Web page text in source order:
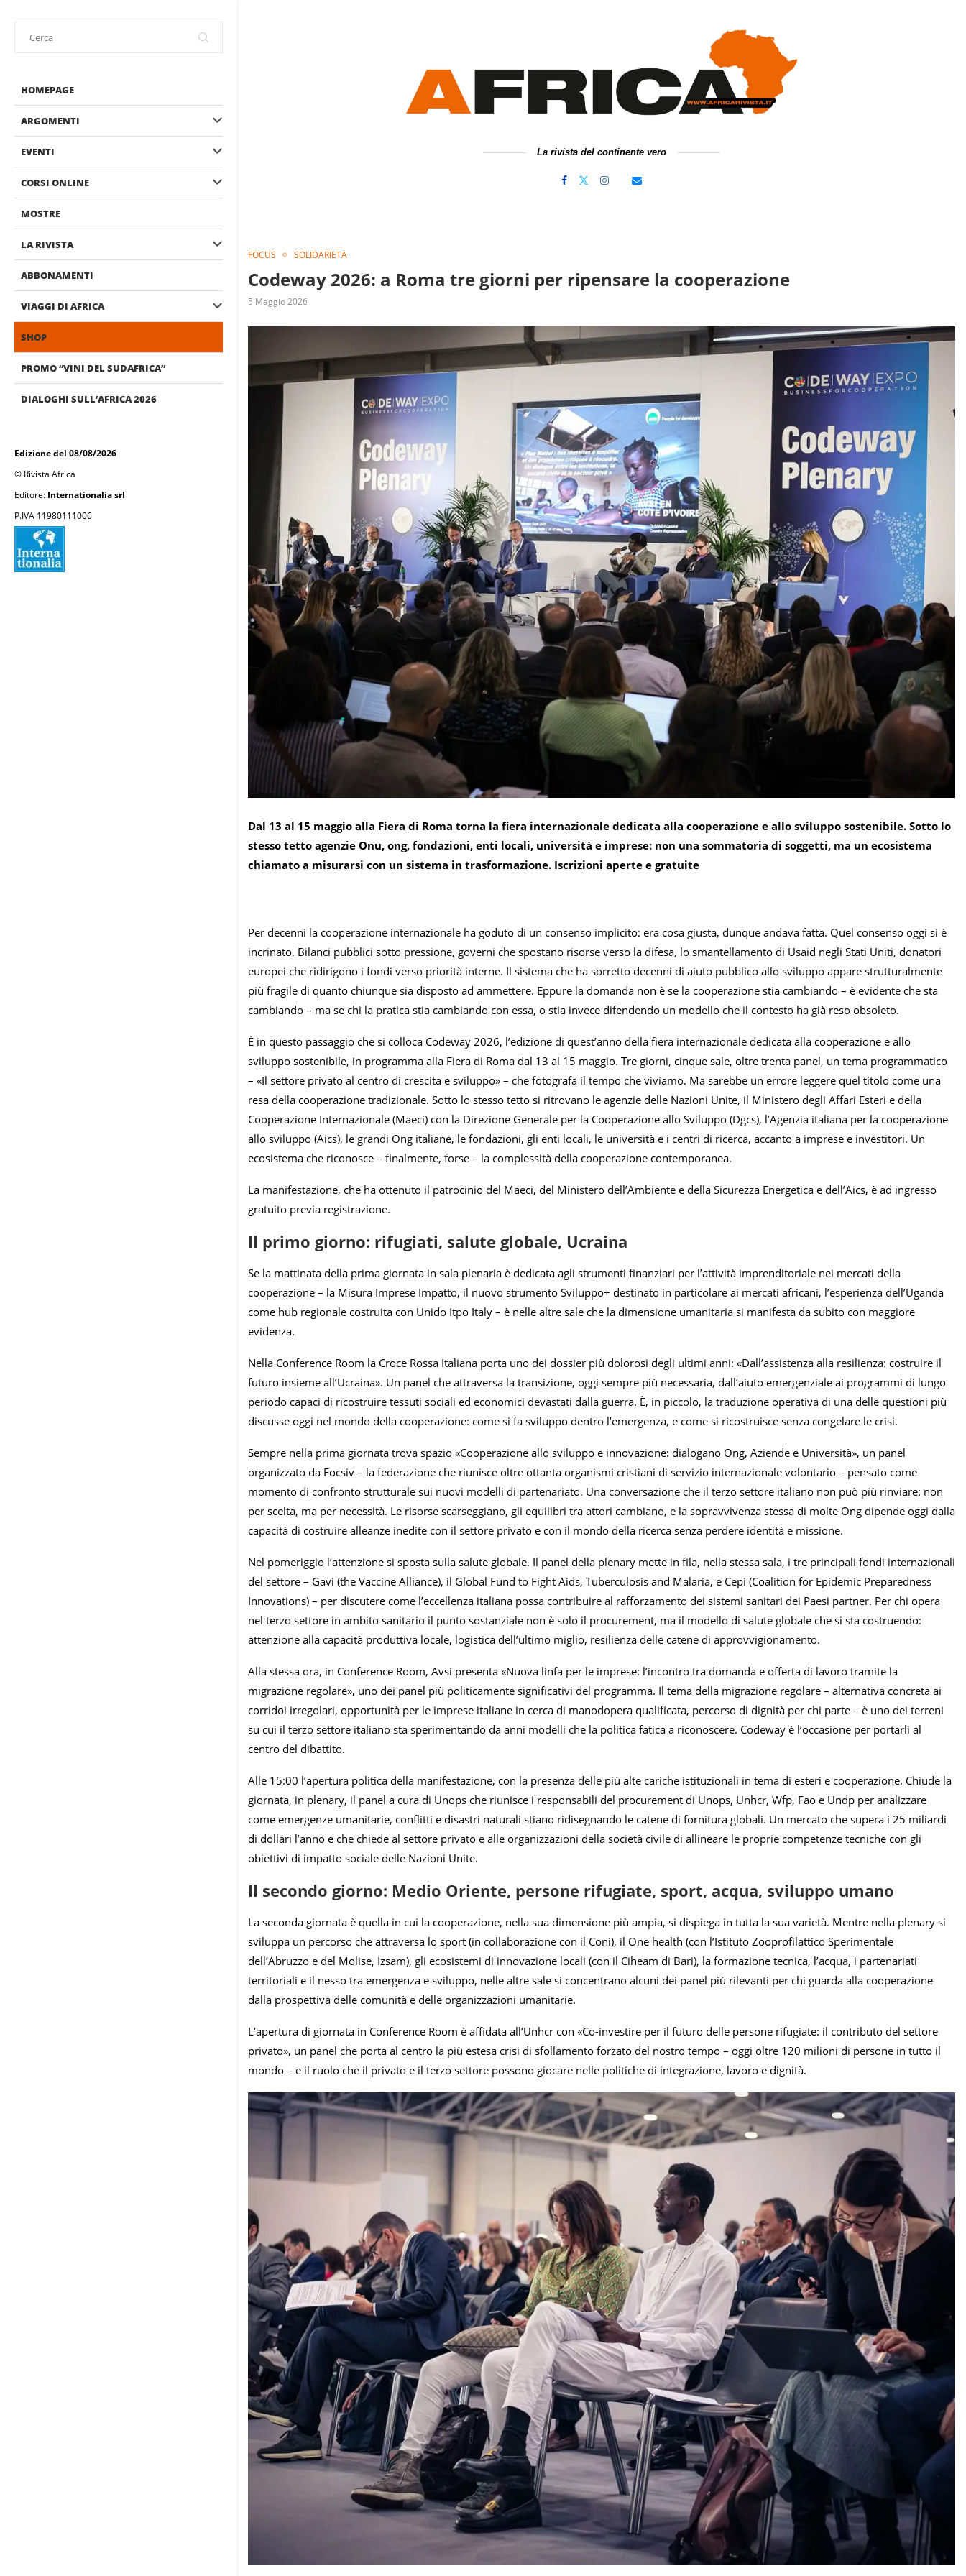
HOMEPAGE
ARGOMENTI
EVENTI
CORSI ONLINE
MOSTRE
LA RIVISTA
ABBONAMENTI
VIAGGI DI AFRICA
SHOP
PROMO “VINI DEL SUDAFRICA”
DIALOGHI SULL’AFRICA 2026
Edizione del 08/08/2026
© Rivista Africa
Editore: Internationalia srl
P.IVA 11980111006
La rivista del continente vero
FOCUS SOLIDARIETÀ
Codeway 2026: a Roma tre giorni per ripensare la cooperazione
5 Maggio 2026
Dal 13 al 15 maggio alla Fiera di Roma torna la fiera internazionale dedicata alla cooperazione e allo sviluppo sostenibile. Sotto lo
stesso tetto agenzie Onu, ong, fondazioni, enti locali, università e imprese: non una sommatoria di soggetti, ma un ecosistema
chiamato a misurarsi con un sistema in trasformazione. Iscrizioni aperte e gratuite
Per decenni la cooperazione internazionale ha goduto di un consenso implicito: era cosa giusta, dunque andava fatta. Quel consenso oggi si è
incrinato. Bilanci pubblici sotto pressione, governi che spostano risorse verso la difesa, lo smantellamento di Usaid negli Stati Uniti, donatori
europei che ridirigono i fondi verso priorità interne. Il sistema che ha sorretto decenni di aiuto pubblico allo sviluppo appare strutturalmente
più fragile di quanto chiunque sia disposto ad ammettere. Eppure la domanda non è se la cooperazione stia cambiando – è evidente che sta
cambiando – ma se chi la pratica stia cambiando con essa, o stia invece difendendo un modello che il contesto ha già reso obsoleto.
È in questo passaggio che si colloca Codeway 2026, l’edizione di quest’anno della fiera internazionale dedicata alla cooperazione e allo
sviluppo sostenibile, in programma alla Fiera di Roma dal 13 al 15 maggio. Tre giorni, cinque sale, oltre trenta panel, un tema programmatico
– «Il settore privato al centro di crescita e sviluppo» – che fotografa il tempo che viviamo. Ma sarebbe un errore leggere quel titolo come una
resa della cooperazione tradizionale. Sotto lo stesso tetto si ritrovano le agenzie delle Nazioni Unite, il Ministero degli Affari Esteri e della
Cooperazione Internazionale (Maeci) con la Direzione Generale per la Cooperazione allo Sviluppo (Dgcs), l’Agenzia italiana per la cooperazione
allo sviluppo (Aics), le grandi Ong italiane, le fondazioni, gli enti locali, le università e i centri di ricerca, accanto a imprese e investitori. Un
ecosistema che riconosce – finalmente, forse – la complessità della cooperazione contemporanea.
La manifestazione, che ha ottenuto il patrocinio del Maeci, del Ministero dell’Ambiente e della Sicurezza Energetica e dell’Aics, è ad ingresso
gratuito previa registrazione.
Il primo giorno: rifugiati, salute globale, Ucraina
Se la mattinata della prima giornata in sala plenaria è dedicata agli strumenti finanziari per l’attività imprenditoriale nei mercati della
cooperazione – la Misura Imprese Impatto, il nuovo strumento Sviluppo+ destinato in particolare ai mercati africani, l’esperienza dell’Uganda
come hub regionale costruita con Unido Itpo Italy – è nelle altre sale che la dimensione umanitaria si manifesta da subito con maggiore
evidenza.
Nella Conference Room la Croce Rossa Italiana porta uno dei dossier più dolorosi degli ultimi anni: «Dall’assistenza alla resilienza: costruire il
futuro insieme all’Ucraina». Un panel che attraversa la transizione, oggi sempre più necessaria, dall’aiuto emergenziale ai programmi di lungo
periodo capaci di ricostruire tessuti sociali ed economici devastati dalla guerra. È, in piccolo, la traduzione operativa di una delle questioni più
discusse oggi nel mondo della cooperazione: come si fa sviluppo dentro l’emergenza, e come si ricostruisce senza congelare le crisi.
Sempre nella prima giornata trova spazio «Cooperazione allo sviluppo e innovazione: dialogano Ong, Aziende e Università», un panel
organizzato da Focsiv – la federazione che riunisce oltre ottanta organismi cristiani di servizio internazionale volontario – pensato come
momento di confronto strutturale sui nuovi modelli di partenariato. Una conversazione che il terzo settore italiano non può più rinviare: non
per scelta, ma per necessità. Le risorse scarseggiano, gli equilibri tra attori cambiano, e la sopravvivenza stessa di molte Ong dipende oggi dalla
capacità di costruire alleanze inedite con il settore privato e con il mondo della ricerca senza perdere identità e missione.
Nel pomeriggio l’attenzione si sposta sulla salute globale. Il panel della plenary mette in fila, nella stessa sala, i tre principali fondi internazionali
del settore – Gavi (the Vaccine Alliance), il Global Fund to Fight Aids, Tuberculosis and Malaria, e Cepi (Coalition for Epidemic Preparedness
Innovations) – per discutere come l’eccellenza italiana possa contribuire al rafforzamento dei sistemi sanitari dei Paesi partner. Per chi opera
nel terzo settore in ambito sanitario il punto sostanziale non è solo il procurement, ma il modello di salute globale che si sta costruendo:
attenzione alla capacità produttiva locale, logistica dell’ultimo miglio, resilienza delle catene di approvvigionamento.
Alla stessa ora, in Conference Room, Avsi presenta «Nuova linfa per le imprese: l’incontro tra domanda e offerta di lavoro tramite la
migrazione regolare», uno dei panel più politicamente significativi del programma. Il tema della migrazione regolare – alternativa concreta ai
corridoi irregolari, opportunità per le imprese italiane in cerca di manodopera qualificata, percorso di dignità per chi parte – è uno dei terreni
su cui il terzo settore italiano sta sperimentando da anni modelli che la politica fatica a riconoscere. Codeway è l’occasione per portarli al
centro del dibattito.
Alle 15:00 l’apertura politica della manifestazione, con la presenza delle più alte cariche istituzionali in tema di esteri e cooperazione. Chiude la
giornata, in plenary, il panel a cura di Unops che riunisce i responsabili del procurement di Unops, Unhcr, Wfp, Fao e Undp per analizzare
come emergenze umanitarie, conflitti e disastri naturali stiano ridisegnando le catene di fornitura globali. Un mercato che supera i 25 miliardi
di dollari l’anno e che chiede al settore privato e alle organizzazioni della società civile di allineare le proprie competenze tecniche con gli
obiettivi di impatto sociale delle Nazioni Unite.
Il secondo giorno: Medio Oriente, persone rifugiate, sport, acqua, sviluppo umano
La seconda giornata è quella in cui la cooperazione, nella sua dimensione più ampia, si dispiega in tutta la sua varietà. Mentre nella plenary si
sviluppa un percorso che attraversa lo sport (in collaborazione con il Coni), il One health (con l’Istituto Zooprofilattico Sperimentale
dell’Abruzzo e del Molise, Izsam), gli ecosistemi di innovazione locali (con il Ciheam di Bari), la formazione tecnica, l’acqua, i partenariati
territoriali e il nesso tra emergenza e sviluppo, nelle altre sale si concentrano alcuni dei panel più rilevanti per chi guarda alla cooperazione
dalla prospettiva delle comunità e delle organizzazioni umanitarie.
L’apertura di giornata in Conference Room è affidata all’Unhcr con «Co-investire per il futuro delle persone rifugiate: il contributo del settore
privato», un panel che porta al centro la più estesa crisi di sfollamento forzato del nostro tempo – oggi oltre 120 milioni di persone in tutto il
mondo – e il ruolo che il privato e il terzo settore possono giocare nelle politiche di integrazione, lavoro e dignità.